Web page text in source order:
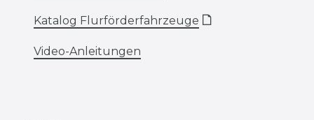
Katalog Flurförderfahrzeuge 🗋
Video-Anleitungen